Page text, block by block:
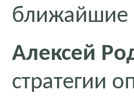
ближайшие
Алексей
стратегии